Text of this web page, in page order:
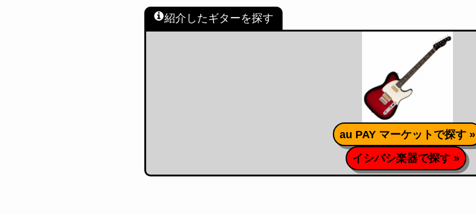
紹介したギターを探す
au PAY マーケットで探す »
イシバシ楽器で探す »